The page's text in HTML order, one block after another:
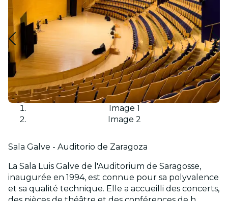
Image 1
Image 2
Sala Galve - Auditorio de Zaragoza
La Sala Luis Galve de l'Auditorium de Saragosse,
inaugurée en 1994, est connue pour sa polyvalence
et sa qualité technique. Elle a accueilli des concerts,